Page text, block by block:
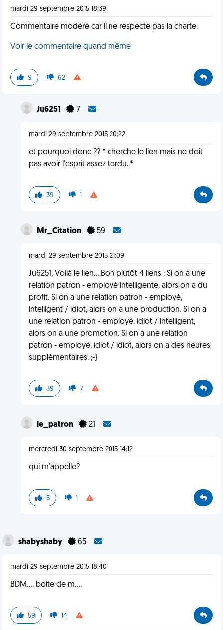
mardi 29 septembre 2015 18:39
Commentaire modéré car il ne respecte pas la charte.
Voir le commentaire quand même
9 62
Ju6251 7
mardi 29 septembre 2015 20:22
et pourquoi donc ?? * cherche le lien mais ne doit
pas avoir l'esprit assez tordu..*
39 1
Mr_Citation 59
mardi 29 septembre 2015 21:09
Ju6251, Voilà le lien....Bon plutôt 4 liens : Si on a une
relation patron - employé intelligente, alors on a du
profit. Si on a une relation patron - employé,
intelligent / idiot, alors on a une production. Si on a
une relation patron - employé, idiot / intelligent,
alors on a une promotion. Si on a une relation
patron - employé, idiot / idiot, alors on a des heures
supplémentaires. ;-)
39 7
le_patron 21
mercredi 30 septembre 2015 14:12
qui m'appelle?
5 1
shabyshaby 65
mardi 29 septembre 2015 18:40
BDM.... boite de m....
59 14